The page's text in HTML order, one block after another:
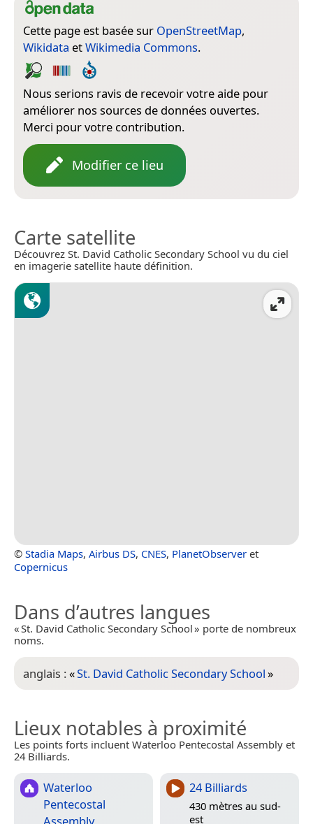
Cette page est basée sur OpenStreetMap,
Wikidata etWikimedia Commons.
Nous serions ravis de recevoir votre aide pour
améliorer nos sources de données ouvertes.
Merci pour votre contribution.
Modifier ce lieu
Carte satellite
Découvrez St. David Catholic Secondary School vu du ciel
en imagerie satellite haute définition.
© Stadia Maps, Airbus DS, CNES, PlanetObserver et
Copernicus
Dans d’autres langues
« St. David Catholic Secondary School » porte de nombreux
noms.
anglais :«St. David Catholic Secondary School»
Lieux notables à proximité
Les points forts incluent Waterloo Pentecostal Assembly et
24 Billiards.
Waterloo
Pentecostal
24 Billiards
430 mètres au sud-
est